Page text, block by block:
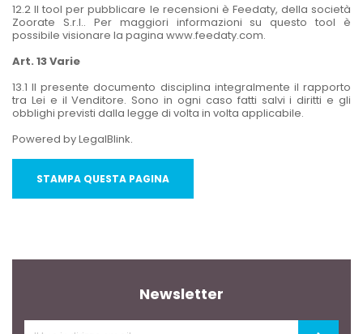
12.2 Il tool per pubblicare le recensioni è Feedaty, della società
Zoorate S.r.l.. Per maggiori informazioni su questo tool è
possibile visionare la pagina www.feedaty.com.
Art. 13 Varie
13.1 Il presente documento disciplina integralmente il rapporto
tra Lei e il Venditore. Sono in ogni caso fatti salvi i diritti e gli
obblighi previsti dalla legge di volta in volta applicabile.
Powered by LegalBlink.
Newsletter